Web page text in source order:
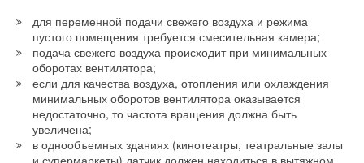
для переменной подачи свежего воздуха и режима
пустого помещения требуется смесительная камера;
подача свежего воздуха происходит при минимальных
оборотах вентилятора;
если для качества воздуха, отопления или охлаждения
минимальных оборотов вентилятора оказывается
недостаточно, то частота вращения должна быть
увеличена;
в однообъемных зданиях (кинотеатры, театральные залы
теплотехнической службы филиала Карельский ОАО
«ТГК-1». Это дало возможность увеличить надежность и
оптимизировать распределение тепловой энергии, что
позволило подключить новые объекты.
На станции установлено три вертикальных насоса Grundfos
серии TP 400 с частотными преобразователями, мощность
каждого из которых 500 кВт. «Выбор такого типа